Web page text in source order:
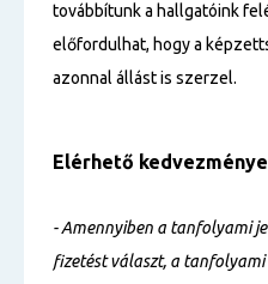
továbbítunk a hallgatóink
előfordulhat, hogy a
azonnal állást is szerzel.
Elérhető
- Amennyiben a tanfolyami
fizetést választ, a tanfolyami